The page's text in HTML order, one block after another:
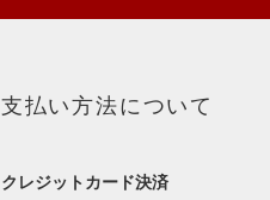
支払い方法について
クレジットカード決済